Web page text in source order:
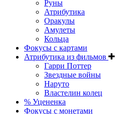
Руны
Атрибутика
Оракулы
Амулеты
Кольца
Фокусы с картами
Атрибутика из фильмов
Гарри Поттер
Звездные войны
Наруто
Властелин колец
% Уцененка
Фокусы с монетами